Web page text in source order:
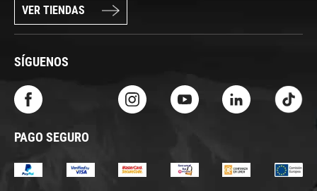
VER TIENDAS
SÍGUENOS
PAGO SEGURO